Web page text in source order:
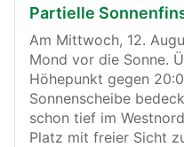
Partielle
Am Mittwoch, 12.
Mond vor die Sonne.
Höhepunkt gegen
Sonnenscheibe
schon tief im
Platz mit freier Sicht